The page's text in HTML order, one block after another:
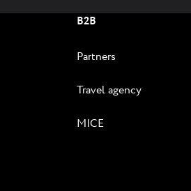
B2B
Partners
Travel agency
MICE